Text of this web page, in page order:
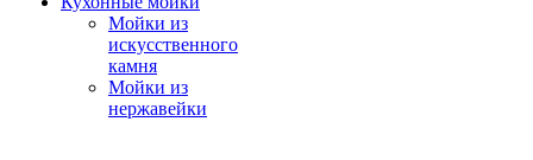
Мойки из
искусственного
камня
Мойки из
нержавейки